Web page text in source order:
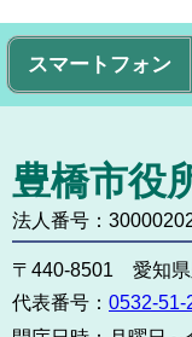
スマートフォン
豊橋市役
法人番号：
〒440-8501 愛知県
代表番号： 0532-51-